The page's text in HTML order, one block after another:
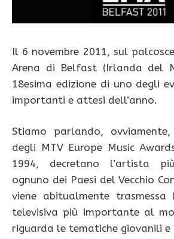
Il 6 novembre 2011, sul
Arena di Belfast (Irlanda del
18esima edizione di uno degli
importanti e attesi dell’anno.
Stiamo parlando,
degli MTV Europe Music
1994, decretano l’artista
ognuno dei Paesi del Vecchio
viene abitualmente trasmessa
televisiva più importante al
riguarda le tematiche giovanili e